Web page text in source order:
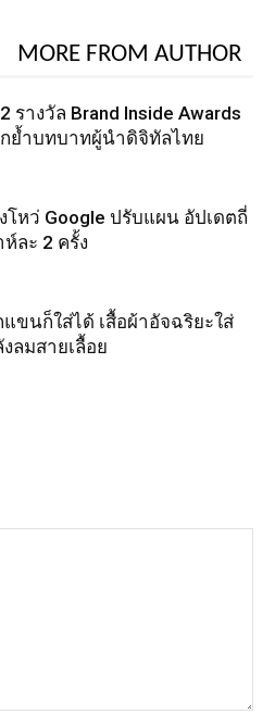
MORE FROM AUTHOR
รางวัล Brand Inside Awards
ย้ำบทบาทผู้นำดิจิทัลไทย
โหว่ Google ปรับแผน อัปเดตถี่
ละ 2 ครั้ง
ขนก็ใส่ได้ เสื้อผ้าอัจฉริยะใส่
งลมสายเลื้อย